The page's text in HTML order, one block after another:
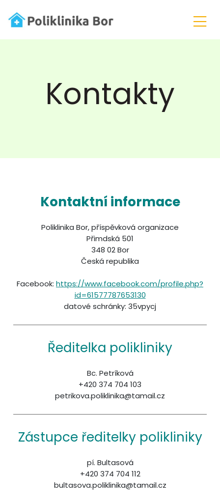
Kontakty
Kontaktní informace
Poliklinika Bor, příspěvková organizace
Přimdská 501
348 02 Bor
Česká republika
Facebook: https://www.facebook.com/profile.php?
id=61577787653130
datové schránky: 35vpycj
Ředitelka polikliniky
Bc. Petríková
+420 374 704 103
petrikova.poliklinika@tamail.cz
Zástupce ředitelky polikliniky
pí. Bultasová
+420 374 704 112
bultasova.poliklinika@tamail.cz